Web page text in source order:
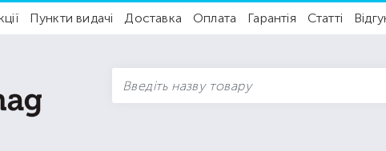
Пункти видачі Доставка Оплата Гарантія Статті